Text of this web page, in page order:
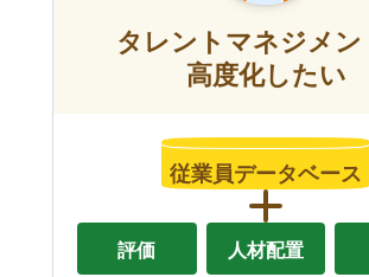
タレントマネジメン
高度化したい
従業員データベース
評価 人材配置